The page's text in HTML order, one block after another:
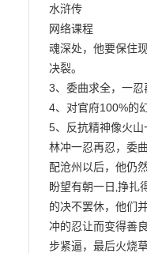
水浒传
网络课程
魂深处，他要保住
决裂。
3、委曲求全，一忍
4、对官府100%的
5、反抗精神像火
林冲一忍再忍，委
配沧州以后，他仍
盼望有朝一日‚挣扎
的决不罢休，他们
冲的忍让而变得善
步紧逼，最后火烧